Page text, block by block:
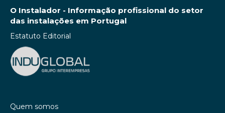
O Instalador - Informação profissional do setor
das instalações em Portugal
Estatuto Editorial
Quem somos